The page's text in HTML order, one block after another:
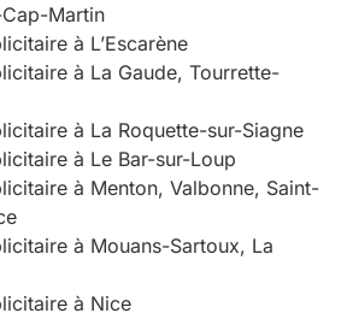
Martin
à L’Escarène
à La Gaude, Tourrette-
à La Roquette-sur-Siagne
à Le Bar-sur-Loup
à Menton, Valbonne, Saint-
à Mouans-Sartoux, La
à Nice